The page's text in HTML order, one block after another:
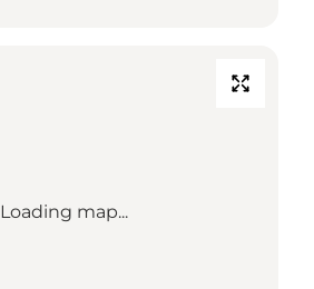
Loading map...